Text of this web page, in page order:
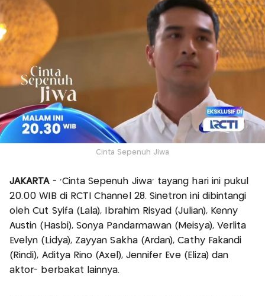
Cinta Sepenuh Jiwa
JAKARTA- 'Cinta Sepenuh Jiwa' tayang hari ini pukul
20.00 WIB di RCTI Channel 28. Sinetron ini dibintangi
oleh Cut Syifa (Lala), Ibrahim Risyad (Julian), Kenny
Austin (Hasbi), Sonya Pandarmawan (Meisya), Verlita
Evelyn (Lidya), Zayyan Sakha (Ardan), Cathy Fakandi
(Rindi), Aditya Rino (Axel), Jennifer Eve (Eliza) dan
aktor- berbakat lainnya.